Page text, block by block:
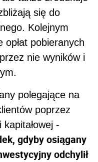
się do
Kolejnym
opłat pobieranych
nie wyników i
polegające na
poprzez
-
gdyby osiągany
odchylił